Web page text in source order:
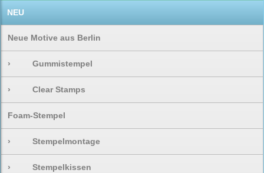
NEU
Neue Motive aus Berlin
› Gummistempel
› Clear Stamps
Foam-Stempel
› Stempelmontage
› Stempelkissen